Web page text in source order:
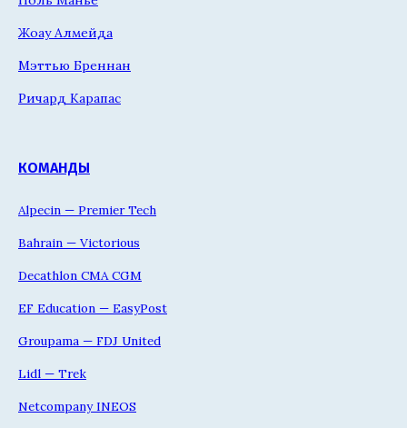
Жоау Алмейда
Мэттью Бреннан
Ричард Карапас
КОМАНДЫ
Alpecin — Premier Tech
Bahrain — Victorious
Decathlon CMA CGM
EF Education — EasyPost
Groupama — FDJ United
Lidl — Trek
Netcompany INEOS